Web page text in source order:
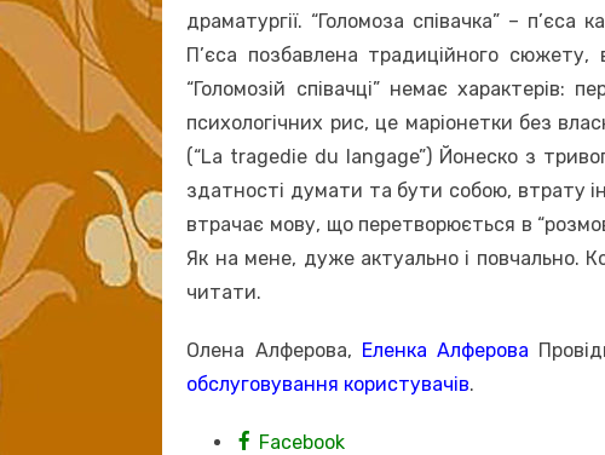
драматургії. “Голомоза співачка” – п’єса
П’єса позбавлена традиційного сюжету,
“Голомозій співачці” немає характерів:
психологічних рис, це маріонетки без
(“La tragedie du langage”) Йонеско з
здатності думати та бути собою, втрату
втрачає мову, що перетворюється в
Як на мене, дуже актуально і повчально.
читати.
Олена Алферова, Еленка Алферова
обслуговування користувачів.
Facebook